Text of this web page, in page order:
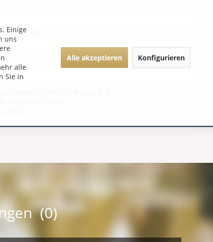
bis 2031
(0)
Einige
uns
alle
Sie in
Alle akzeptieren Konfigurieren